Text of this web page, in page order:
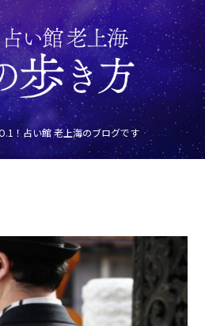
！占い館 老上海のブログです